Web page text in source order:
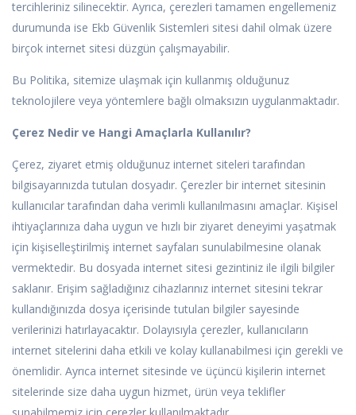
tercihleriniz silinecektir. Ayrıca, çerezleri tamamen engellemeniz
durumunda ise Ekb Güvenlik Sistemleri sitesi dahil olmak üzere
birçok internet sitesi düzgün çalışmayabilir.
Bu Politika, sitemize ulaşmak için kullanmış olduğunuz
teknolojilere veya yöntemlere bağlı olmaksızın uygulanmaktadır.
Çerez Nedir ve Hangi Amaçlarla Kullanılır?
Çerez, ziyaret etmiş olduğunuz internet siteleri tarafından
bilgisayarınızda tutulan dosyadır. Çerezler bir internet sitesinin
kullanıcılar tarafından daha verimli kullanılmasını amaçlar. Kişisel
ihtiyaçlarınıza daha uygun ve hızlı bir ziyaret deneyimi yaşatmak
için kişiselleştirilmiş internet sayfaları sunulabilmesine olanak
vermektedir. Bu dosyada internet sitesi gezintiniz ile ilgili bilgiler
saklanır. Erişim sağladığınız cihazlarınız internet sitesini tekrar
kullandığınızda dosya içerisinde tutulan bilgiler sayesinde
verilerinizi hatırlayacaktır. Dolayısıyla çerezler, kullanıcıların
internet sitelerini daha etkili ve kolay kullanabilmesi için gerekli ve
önemlidir. Ayrıca internet sitesinde ve üçüncü kişilerin internet
sitelerinde size daha uygun hizmet, ürün veya teklifler